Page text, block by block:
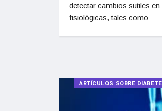
detectar cambios sutiles
fisiológicas, tales como
ARTÍCULOS SOBRE